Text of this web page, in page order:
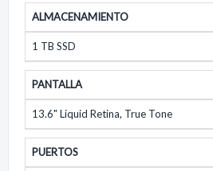
ALMACENAMIENTO
1 TB SSD
PANTALLA
13.6" Liquid Retina, True Tone
PUERTOS